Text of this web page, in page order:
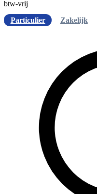
btw-vrij
Particulier
Zakelijk